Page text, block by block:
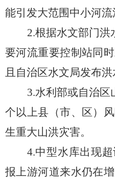
能引 发大范围中小河流
2.根据水文部门洪
要河流重要控制 站同
且 自治区水文局发布洪
3.水利部或自治区
个以上县（市、 区）
生重大山洪灾害。
4.中型水库出现
报上游河道来水仍在